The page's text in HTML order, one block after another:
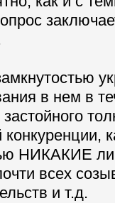
в нем в
НИКАКИЕ
всех
и т.д.